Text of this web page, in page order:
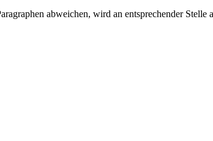
abweichen, wird an entsprechender